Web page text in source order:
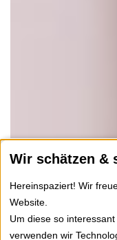
Wir schätzen &
Hereinspaziert! Wir
Website.
Um diese so
verwenden wir